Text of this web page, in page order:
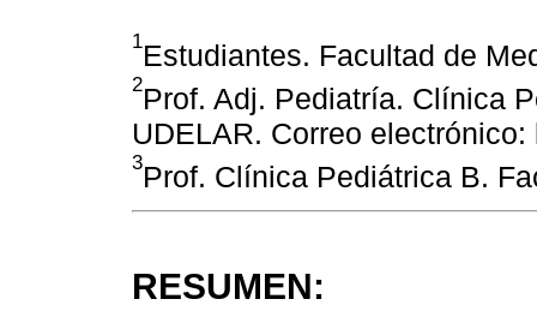
1Estudiantes. Facultad de
2Prof. Adj. Pediatría. Clínica
UDELAR. Correo
3Prof. Clínica Pediátrica B.
RESUMEN: